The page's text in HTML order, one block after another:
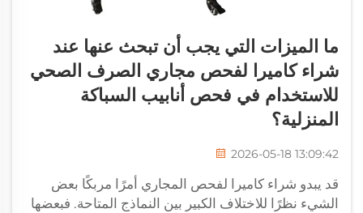
ما الميزات التي يجب أن تبحث عنها عند
شراء كاميرا لفحص مجاري الصرف الصحي
للاستخدام في فحص أنابيب السباكة
المنزلية؟
2026-05-18 13:09:42
قد يبدو شراء كاميرا لفحص المجاري أمرًا مربكًا بعض
الشيء نظرًا للاختلاف الكبير بين النماذج المتاحة. فبعضها